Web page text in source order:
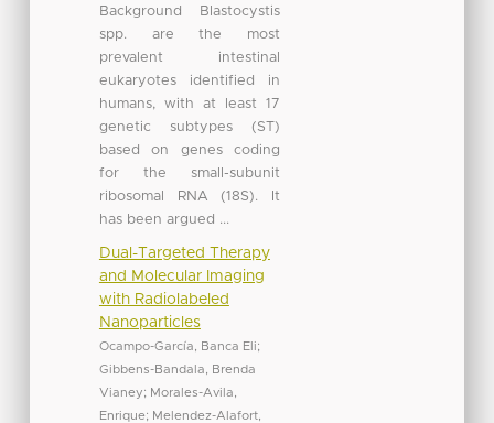
Background Blastocystis
spp. are the most
prevalent intestinal
eukaryotes identified in
humans, with at least 17
genetic subtypes (ST)
based on genes coding
for the small-subunit
ribosomal RNA (18S). It
has been argued ...
Dual-Targeted Therapy
and Molecular Imaging
with Radiolabeled
Nanoparticles
Ocampo-García, Banca Eli;
Gibbens-Bandala, Brenda
Vianey; Morales-Avila,
Enrique; Melendez-Alafort,